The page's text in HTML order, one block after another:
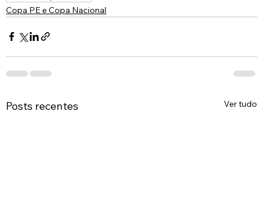
Copa PE e Copa Nacional
Posts recentes Ver tudo